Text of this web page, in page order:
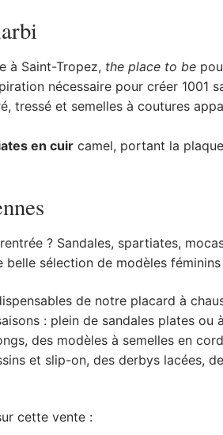
à Saint-Tropez, the place to be
nécessaire pour créer 1001
tressé et semelles à coutures
en cuircamel, portant la
? Sandales, spartiates,
sélection de modèles
de notre placard à
: plein de sandales plates ou
des modèles à semelles en
et slip-on, des derbys lacées,
cette vente :